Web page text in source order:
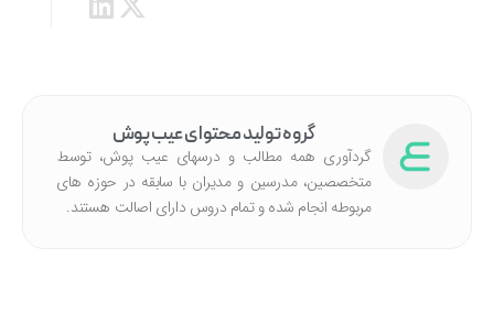
گروه تولید محتوای عیب پوش
گردآوری همه مطالب و درسهای عیب پوش، توسط
متخصصین، مدرسین و مدیران با سابقه در حوزه های
مربوطه انجام شده‌ و تمام دروس دارای اصالت هستند.